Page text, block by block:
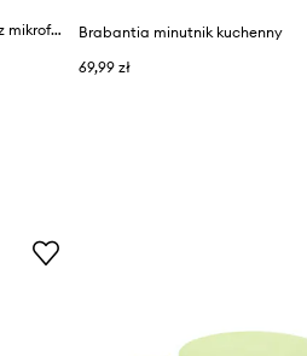
Lekue pojemnik do popcornu z mikrofali
Brabantia minutnik kuchenny
69,99 zł